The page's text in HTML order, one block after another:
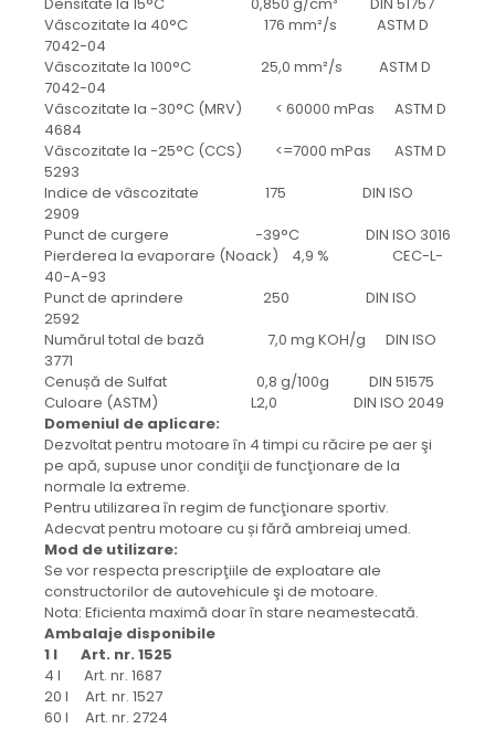
Bolturi, role si bucsi
MAMMUT LIFT
Mecanice
Electrice
Hidraulice
Motor electric si pompa hidraulica
Cilindru hidraulic si protectie
burduf
ERHEL - HYDRIS
Hidraulice
Electrice
Mecanice
Role, bucse si bolturi
Motoras electric si pompa
Cilindri si burdufuri protectie
Consumabile
Vâscozitate la 40°C 176 mm²/s ASTM D
7042-04
Vâscozitate la 100°C 25,0 mm²/s ASTM D
7042-04
Vâscozitate la -30°C (MRV) < 60000 mPas ASTM D
4684
Vâscozitate la -25°C (CCS) <=7000 mPas ASTM D
5293
Indice de vâscozitate 175 DIN ISO
2909
Punct de curgere -39°C DIN ISO 3016
Pierderea la evaporare (Noack) 4,9 % CEC-L-
40-A-93
Punct de aprindere 250 DIN ISO
2592
Numărul total de bază 7,0 mg KOH/g DIN ISO
3771
Cenușă de Sulfat 0,8 g/100g DIN 51575
Culoare (ASTM) L2,0 DIN ISO 2049
Domeniul de aplicare:
Dezvoltat pentru motoare în 4 timpi cu răcire pe aer şi
pe apă, supuse unor condiţii de funcţionare de la
normale la extreme.
Pentru utilizarea în regim de funcţionare sportiv.
Adecvat pentru motoare cu și fără ambreiaj umed.
Mod de utilizare:
Se vor respecta prescripţiile de exploatare ale
constructorilor de autovehicule şi de motoare.
Nota: Eficienta maximă doar în stare neamestecată.
Ambalaje disponibile
1 l Art. nr. 1525
4 l Art. nr. 1687
20 l Art. nr. 1527
60 l Art. nr. 2724